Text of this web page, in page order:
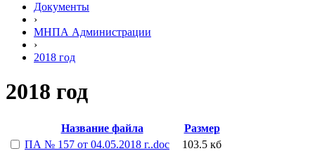
Документы
›
МНПА Администрации
›
2018 год
2018 год
Название файла
Размер
ПА № 157 от 04.05.2018 г..doc
103.5 кб